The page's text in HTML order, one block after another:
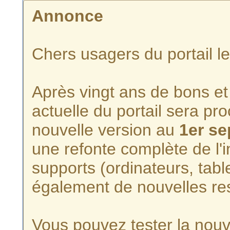
Annonce
Chers usagers du portail
Après vingt ans de bons
actuelle du portail sera
nouvelle version au 1er
une refonte complète de
supports (ordinateurs,
également de nouvelles
Vous pouvez tester la